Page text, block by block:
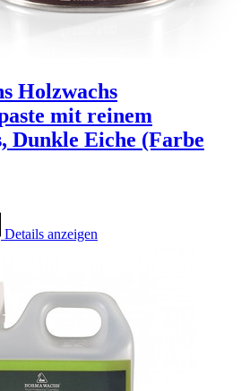
Holzwachs
mit reinem
Dunkle Eiche (Farbe
Details anzeigen